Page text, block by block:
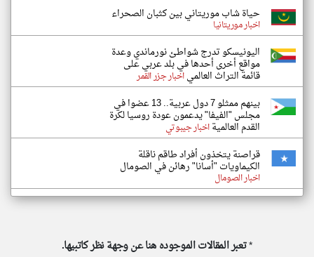
حياة شاب موريتاني بين كثبان الصحراء
اخبار موريتانيا
اليونيسكو تدرج شواطئ نورماندي وعدة
مواقع أخرى أحدها في بلد عربي على
قائمة التراث العالمياخبار جزر القمر
بينهم ممثلو 7 دول عربية.. 13 عضوا في
مجلس "الفيفا" يدعمون عودة روسيا لكرة
القدم العالميةاخبار جيبوتي
قراصنة يتخذون أفراد طاقم ناقلة
الكيماويات "أسانا" رهائن في الصومال
اخبار الصومال
*تعبر المقالات الموجوده هنا عن وجهة نظر كاتبيها.